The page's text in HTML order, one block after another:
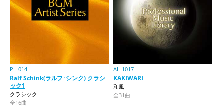
PL-014
Ralf Schink(ラルフ･シンク) クラシ
ック1
クラシック
全16曲
AL-1017
KAKIWARI
和風
全31曲